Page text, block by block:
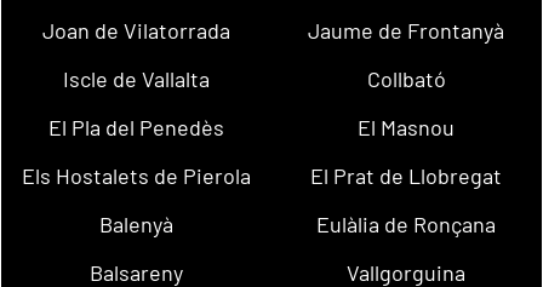
Joan de Vilatorrada
Jaume de Frontanyà
Iscle de Vallalta
Collbató
El Pla del Penedès
El Masnou
Els Hostalets de Pierola
El Prat de Llobregat
Balenyà
Eulàlia de Ronçana
Balsareny
Vallgorguina